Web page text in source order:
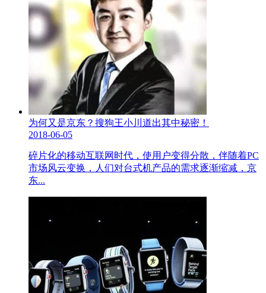
为何又是京东？搜狗王小川道出其中秘密！
2018-06-05
碎片化的移动互联网时代，使用户变得分散，伴随着PC
市场风云变换，人们对台式机产品的需求逐渐缩减，京
东...